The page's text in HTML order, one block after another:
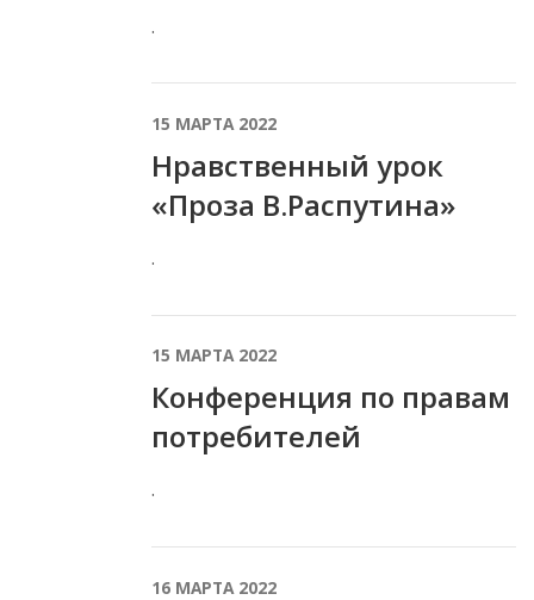
.
15 МАРТА 2022
Нравственный урок
«Проза В.Распутина»
.
15 МАРТА 2022
Конференция по правам
потребителей
.
16 МАРТА 2022